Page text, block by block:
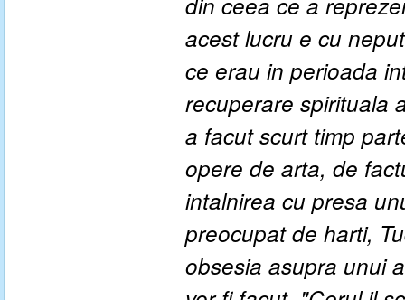
acest lucru e cu
ce erau in perioada
recuperare spirituala
a facut scurt timp
opere de arta, de
intalnirea cu presa
preocupat de harti,
obsesia asupra unui